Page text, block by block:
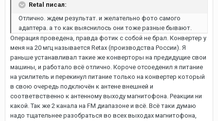
Retal писал:
Отлично. ждем результат. и желательно фото самого
адаптера. а то как выяснилось они тоже разные бывают.
Операция проведена, правда фотик с собой не брал. Конвертер у
меня на 20 мгц называется Retax (производства России). Я
раньше устанавливал такие же конверторы на предидущие свои
машины, и работало всё отлично. Короче отсоеденил я питание
на усилитель и перекинул питание только на конвертер который
в свою очередь подключён к антене внешней и
соответвственно к антенному выходу магнитофона. Реакции ни
какой. Так же 2 канала на FM диапазоне и всё. Всё таки думаю
надо тщательнее разобраться во всех выходах магнитофона,